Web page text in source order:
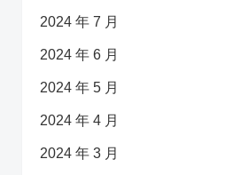
2024 年 7 月
2024 年 6 月
2024 年 5 月
2024 年 4 月
2024 年 3 月